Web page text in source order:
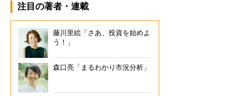
注目の著者・連載
藤川里絵「さあ、投資を始めよ
う！」
森口亮「まるわかり市況分析」